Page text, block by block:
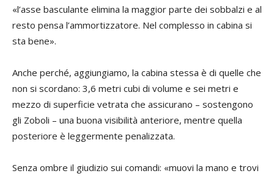
«l’asse basculante elimina la maggior parte dei sobbalzi e al
resto pensa l’ammortizzatore. Nel complesso in cabina si
sta bene».
Anche perché, aggiungiamo, la cabina stessa è di quelle che
non si scordano: 3,6 metri cubi di volume e sei metri e
mezzo di superficie vetrata che assicurano – sostengono
gli Zoboli – una buona visibilità anteriore, mentre quella
posteriore è leggermente penalizzata.
Senza ombre il giudizio sui comandi: «muovi la mano e trovi